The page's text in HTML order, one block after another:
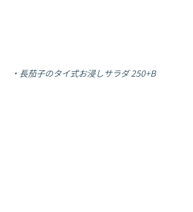
・長茄子のタイ式お浸しサラダ 250+B